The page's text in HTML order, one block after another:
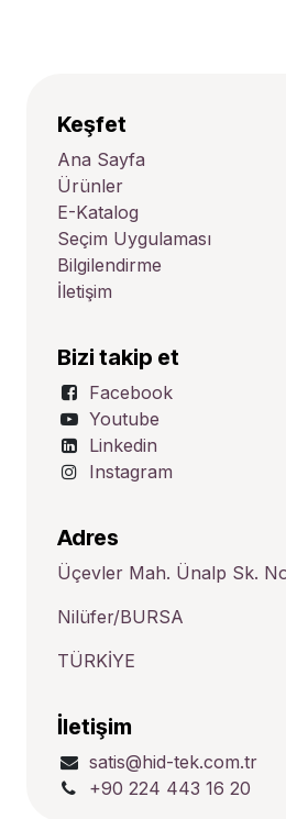
Keşfet
Ana Sayfa
Ürünler
E-Katalog
Seçim Uygulaması
Bilgilendirme
İletişim
Bizi takip et
Facebook
Youtube
Linkedin
Instagram
Adres
Üçevler Mah. Ünalp Sk.
Nilüfer/BURSA
TÜRKİYE
İletişim
satis@hid-tek.com.tr
+90 224 443 16 20